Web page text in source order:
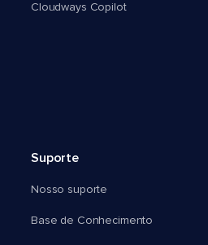
Cloudways Copilot
Suporte
Nosso suporte
Base de Conhecimento